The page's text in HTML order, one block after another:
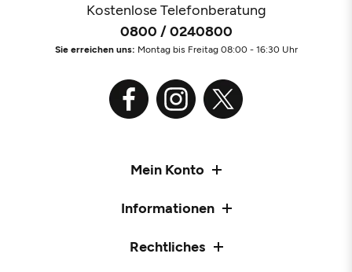
Kostenlose Telefonberatung
0800 / 0240800
Sie erreichen uns: Montag bis Freitag 08:00 - 16:30 Uhr
Mein Konto
Informationen
Rechtliches